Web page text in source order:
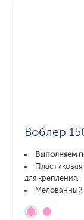
Воблер
Выполняем
для крепления.
Мелованный